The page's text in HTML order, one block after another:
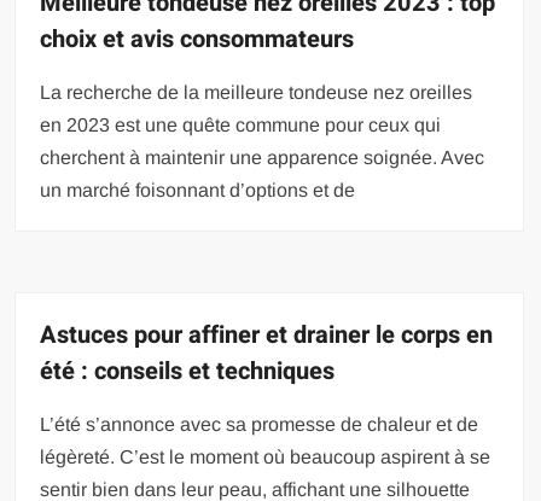
choix et avis consommateurs
La recherche de la meilleure tondeuse nez oreilles
en 2023 est une quête commune pour ceux qui
cherchent à maintenir une apparence soignée. Avec
un marché foisonnant d’options et de
Astuces pour affiner et drainer le corps en
été : conseils et techniques
L’été s’annonce avec sa promesse de chaleur et de
légèreté. C’est le moment où beaucoup aspirent à se
sentir bien dans leur peau, affichant une silhouette